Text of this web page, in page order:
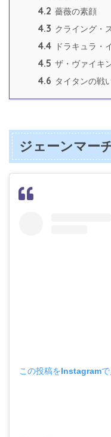
4.2 薔薇の素顔
4.3 クライング・
4.4 ドラキュラ・
4.5 ザ・ヴァイキ
4.6 タイタンの戦
ジェーンマー
この投稿をInstagramで